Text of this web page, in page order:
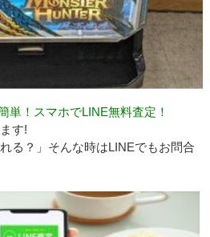
単！スマホでLINE無料査定！
す!
る？」そんな時はLINEでもお問合